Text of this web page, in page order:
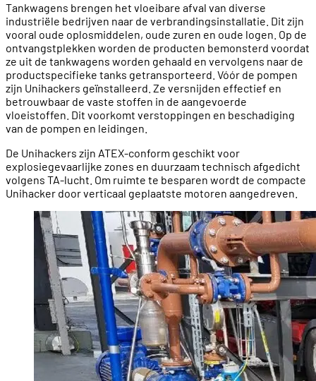
Tankwagens brengen het vloeibare afval van diverse
industriële bedrijven naar de verbrandingsinstallatie. Dit zijn
vooral oude oplosmiddelen, oude zuren en oude logen. Op de
ontvangstplekken worden de producten bemonsterd voordat
ze uit de tankwagens worden gehaald en vervolgens naar de
productspecifieke tanks getransporteerd. Vóór de pompen
zijn Unihackers geïnstalleerd. Ze versnijden effectief en
betrouwbaar de vaste stoffen in de aangevoerde
vloeistoffen. Dit voorkomt verstoppingen en beschadiging
van de pompen en leidingen.
De Unihackers zijn ATEX-conform geschikt voor
explosiegevaarlijke zones en duurzaam technisch afgedicht
volgens TA-lucht. Om ruimte te besparen wordt de compacte
Unihacker door verticaal geplaatste motoren aangedreven.